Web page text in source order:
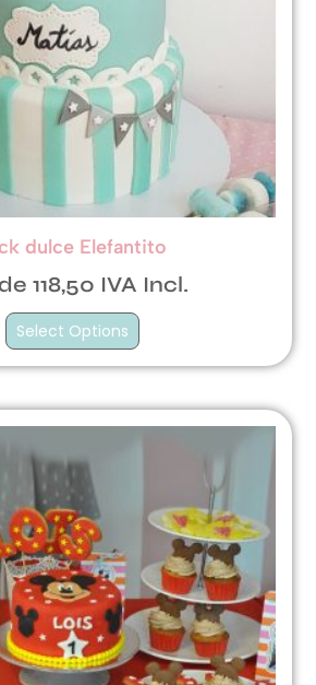
dulce Elefantito
118,50 IVA Incl.
Select Options